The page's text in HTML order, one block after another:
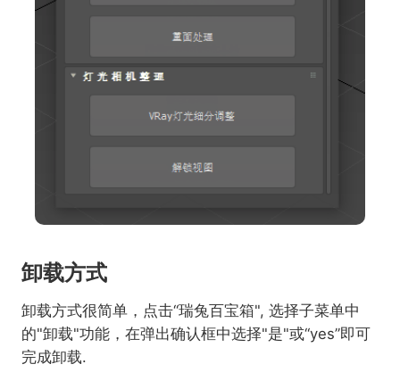
卸载方式
卸载方式很简单，点击“瑞兔百宝箱", 选择子菜单中
的"卸载"功能，在弹出确认框中选择"是"或“yes”即可
完成卸载.